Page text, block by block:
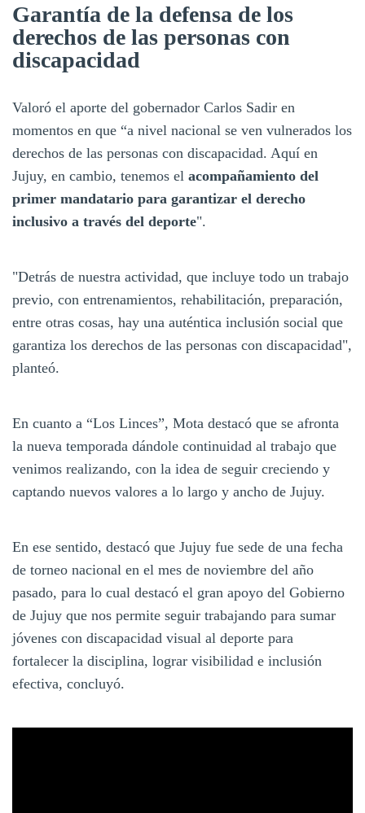
Garantía de la defensa de los
derechos de las personas con
discapacidad
Valoró el aporte del gobernador Carlos Sadir en
momentos en que “a nivel nacional se ven vulnerados los
derechos de las personas con discapacidad. Aquí en
Jujuy, en cambio, tenemos el acompañamiento del
primer mandatario para garantizar el derecho
inclusivo a través del deporte".
"Detrás de nuestra actividad, que incluye todo un trabajo
previo, con entrenamientos, rehabilitación, preparación,
entre otras cosas, hay una auténtica inclusión social que
garantiza los derechos de las personas con discapacidad",
planteó.
En cuanto a “Los Linces”, Mota destacó que se afronta
la nueva temporada dándole continuidad al trabajo que
venimos realizando, con la idea de seguir creciendo y
captando nuevos valores a lo largo y ancho de Jujuy.
En ese sentido, destacó que Jujuy fue sede de una fecha
de torneo nacional en el mes de noviembre del año
pasado, para lo cual destacó el gran apoyo del Gobierno
de Jujuy que nos permite seguir trabajando para sumar
jóvenes con discapacidad visual al deporte para
fortalecer la disciplina, lograr visibilidad e inclusión
efectiva, concluyó.